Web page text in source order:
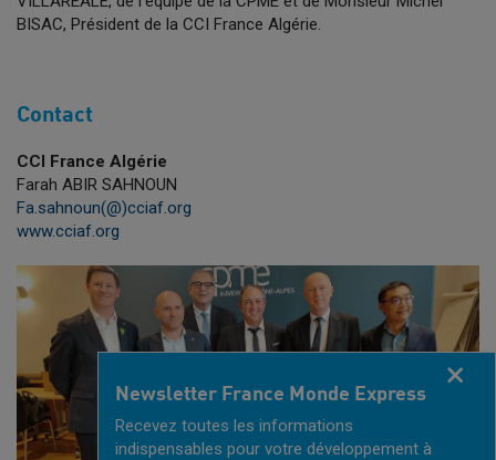
BISAC, Président de la CCI France Algérie.
Contact
CCI France Algérie
Farah ABIR SAHNOUN
Fa.sahnoun(@)cciaf.org
www.cciaf.org
Newsletter France Monde Express
Recevez toutes les informations
indispensables pour votre développement à